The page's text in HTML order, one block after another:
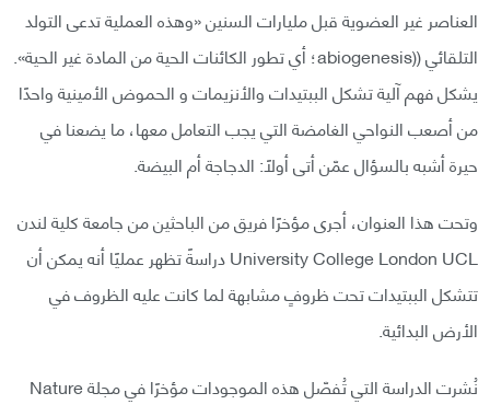
العناصر غير العضوية قبل مليارات السنين «وهذه العملية تدعى التولد
التلقائي ((abiogenesis؛ أي تطور الكائنات الحية من المادة غير الحية».
يشكل فهم آلية تشكل الببتيدات والأنزيمات و الحموض الأمينية واحدًا
من أصعب النواحي الغامضة التي يجب التعامل معها، ما يضعنا في
حيرة أشبه بالسؤال عمّن أتى أولًا: الدجاجة أم البيضة.
وتحت هذا العنوان، أجرى مؤخرًا فريق من الباحثين من جامعة كلية لندن
University College London UCL دراسةً تظهر عمليًا أنه يمكن أن
تتشكل الببتيدات تحت ظروفٍ مشابهة لما كانت عليه الظروف في
الأرض البدائية.
نُشرت الدراسة التي تُفصّل هذه الموجودات مؤخرًا في مجلة Nature